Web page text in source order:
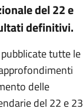
del 22 e
definitivi.
tutte le
delle
del 22 e 23